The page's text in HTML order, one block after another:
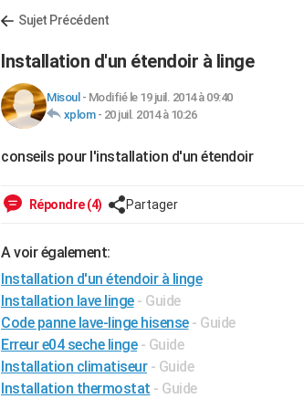
Sujet Précédent
Installation d'un étendoir à linge
Misoul - Modifié le 19 juil. 2014 à 09:40
xplom- 20 juil. 2014 à 10:26
conseils pour l'installation d'un étendoir
Répondre (4) Partager
A voir également:
Installation d'un étendoir à linge
Installation lave linge - Guide
Code panne lave-linge hisense - Guide
Erreur e04 seche linge - Guide
Installation climatiseur - Guide
Installation thermostat - Guide